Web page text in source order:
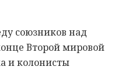
союзников над
Второй мировой
и колонисты